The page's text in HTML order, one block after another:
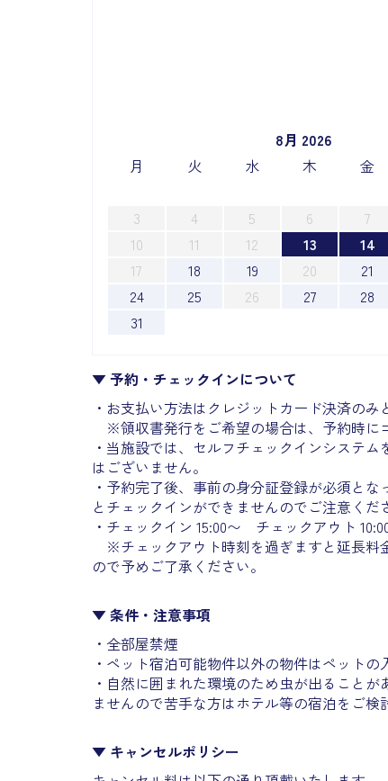
8月 2026
月
火 水 木 金
3
4 5 6 7
10
11 12 13 14
17
18 19 20 21
24
25 26 27 28
31
▼ 予約・チェックインについて
・お支払い方法はクレジットカード決済のみ
※領収書発行をご希望の場合は、予約時に
・当施設では、セルフチェックインシステ
はございません。
・予約完了後、事前の身分証登録が必須と
とチェックインができませんのでご注意くだ
・チェックイン 15:00〜 チェックアウト
※チェックアウト時刻を過ぎますと延長料
ので予めご了承ください。
▼ 条件・注意事項
・全部屋禁煙
・ペット宿泊可能物件以外の物件はペットの
・自然に囲まれた環境のため虫が出ることが
ませんので苦手な方はホテル等の宿泊をご検
▼ キャンセルポリシー